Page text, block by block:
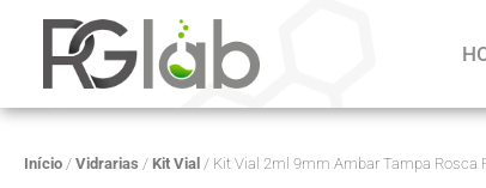
Início / Vidrarias / Kit Vial / Kit Vial 2ml 9mm Ambar Tampa Rosca